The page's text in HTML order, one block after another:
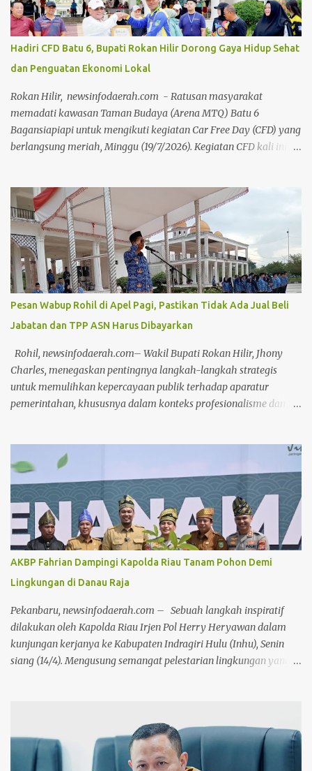
bukan sekadar membahas isi sebuah buku, tetapi juga menggali
kembali nilai-nilai perjuangan, keteladanan dan warisan
keilmuan para ulama yang telah memberi warna dalam
perjalanan sejarah Negeri Junjungan. "Melalui forum bedah buku
ini, kita tidak hanya memperkenalkan buku kepada masyarakat,
tetapi juga mengkajinya secara lebih mendalam. Sebab sebuah
buku akan memiliki nilai yang jauh...
Hadiri CFD Batu 6, Bupati Rokan Hilir Dorong Gaya Hidup Sehat
dan Penguatan Ekonomi Lokal
Rokan Hilir, newsinfodaerah.com - Ratusan masyarakat
memadati kawasan Taman Budaya (Arena MTQ) Batu 6
Bagansiapiapi untuk mengikuti kegiatan Car Free Day (CFD) yang
berlangsung meriah, Minggu (19/7/2026). Kegiatan CFD kali ini
sehat, pemberdayaan ekonomi lokal, dan edukasi sosial.Kegiatan
ini dihadiri langsung oleh Bupati Rokan Hilir (Rohil) H.
Bistamam, jajaran Forkopimda Rohil, Sekretaris Daerah Fauzi
Efrizal, serta para kepala OPD di lingkungan Pemkab Rohil. Turut
hadir Ketua TP PKK Rohil Tatik Sri Rahayu Bistamam, Ketua DPC
IWAPI Rohil yang juga Anggota DPR RI Dr. Hj. Karmila Sari,
S.Kom., M.M, Direktur Politeknik Negeri Bengkalis Johny Custer,
S.T., M.T., akademisi, serta jajaran manajemen PT Pertamina Hulu
Rokan (PHR). Selain senam dan olahraga bersama, CFD kali ini
diwarnai dengan pembagian ratusan doorprize menarik bagi para
peserta yang beruntung. Pada kese...
Pesan Wabup Rohil di Apel Pagi, Pastikan Tidak Ada Jual Beli
Jabatan dan TPP ASN Harus Dibayarkan
Rohil, newsinfodaerah.com– Wakil Bupati Rokan Hilir, Jhony
Charles, menegaskan pentingnya langkah-langkah strategis
untuk memulihkan kepercayaan publik terhadap aparatur
pemerintahan, khususnya dalam konteks profesionalisme dan
Wabup menyoroti bahwa kepercayaan masyarakat dapat terkikis
apabila ASN terus bertahan dalam zona nyaman yang diwariskan
oleh sistem birokrasi feodal. Menurutnya, stagnasi kinerja yang
disebabkan oleh pola pikir birokratis harus segera ditinggalkan.
"Sudah terlalu lama ASN terjebak dalam kenyamanan semu yang
dibentuk oleh budaya birokrasi lama. Ini harus direformasi secara
menyeluruh agar produktivitas aparatur negara dapat
ditingkatkan,"ujar Jhony Charles di hadapan seluruh peserta apel.
Lebih lanjut, Wabup Jhony menyampaikan keprihatinannya
terhadap dinamika media sosial yang dalam beberapa hari
terakhir dipenuhi oleh komenta...
AKBP Fahrian Dampingi Kapolda Riau Tanam Pohon Demi
Lingkungan di Danau Raja
Pekanbaru, newsinfodaerah.com – Sebuah langkah inspiratif
dilakukan oleh Kapolda Riau Irjen Pol Herry Heryawan dalam
kunjungan kerjanya ke Kabupaten Indragiri Hulu (Inhu), Senin
siang (14/4). Mengusung semangat pelestarian lingkungan yang
program penanaman serentak 2000 pohon di seluruh wilayah
Kabupaten Inhu. Penanaman dilakukan di berbagai titik, mulai
dari Mapolres, Polsek, Koramil, hingga kantor pemerintahan di